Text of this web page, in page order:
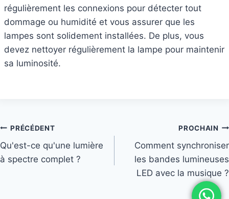
régulièrement les connexions pour détecter tout
dommage ou humidité et vous assurer que les
lampes sont solidement installées. De plus, vous
devez nettoyer régulièrement la lampe pour maintenir
sa luminosité.
PRÉCÉDENT
Qu'est-ce qu'une lumière
à spectre complet ?
PROCHAIN
Comment synchroniser
les bandes lumineuses
LED avec la musique ?